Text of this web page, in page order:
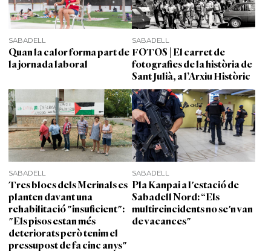
SABADELL
Quan la calor forma part de
la jornada laboral
SABADELL
FOTOS | El carret de
fotografies de la història de
Sant Julià, a l’Arxiu Històric
SABADELL
Tres blocs dels Merinals es
planten davant una
rehabilitació "insuficient":
"Els pisos estan més
deteriorats però tenim el
pressupost de fa cinc anys"
SABADELL
Pla Kanpai a l'estació de
Sabadell Nord: “Els
multireincidents no se'n van
de vacances"